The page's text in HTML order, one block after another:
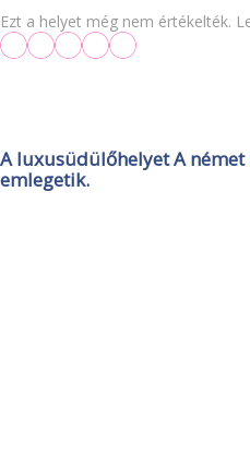
Ezt a helyet még nem értékelték.
A luxusüdülőhelyet A
emlegetik.